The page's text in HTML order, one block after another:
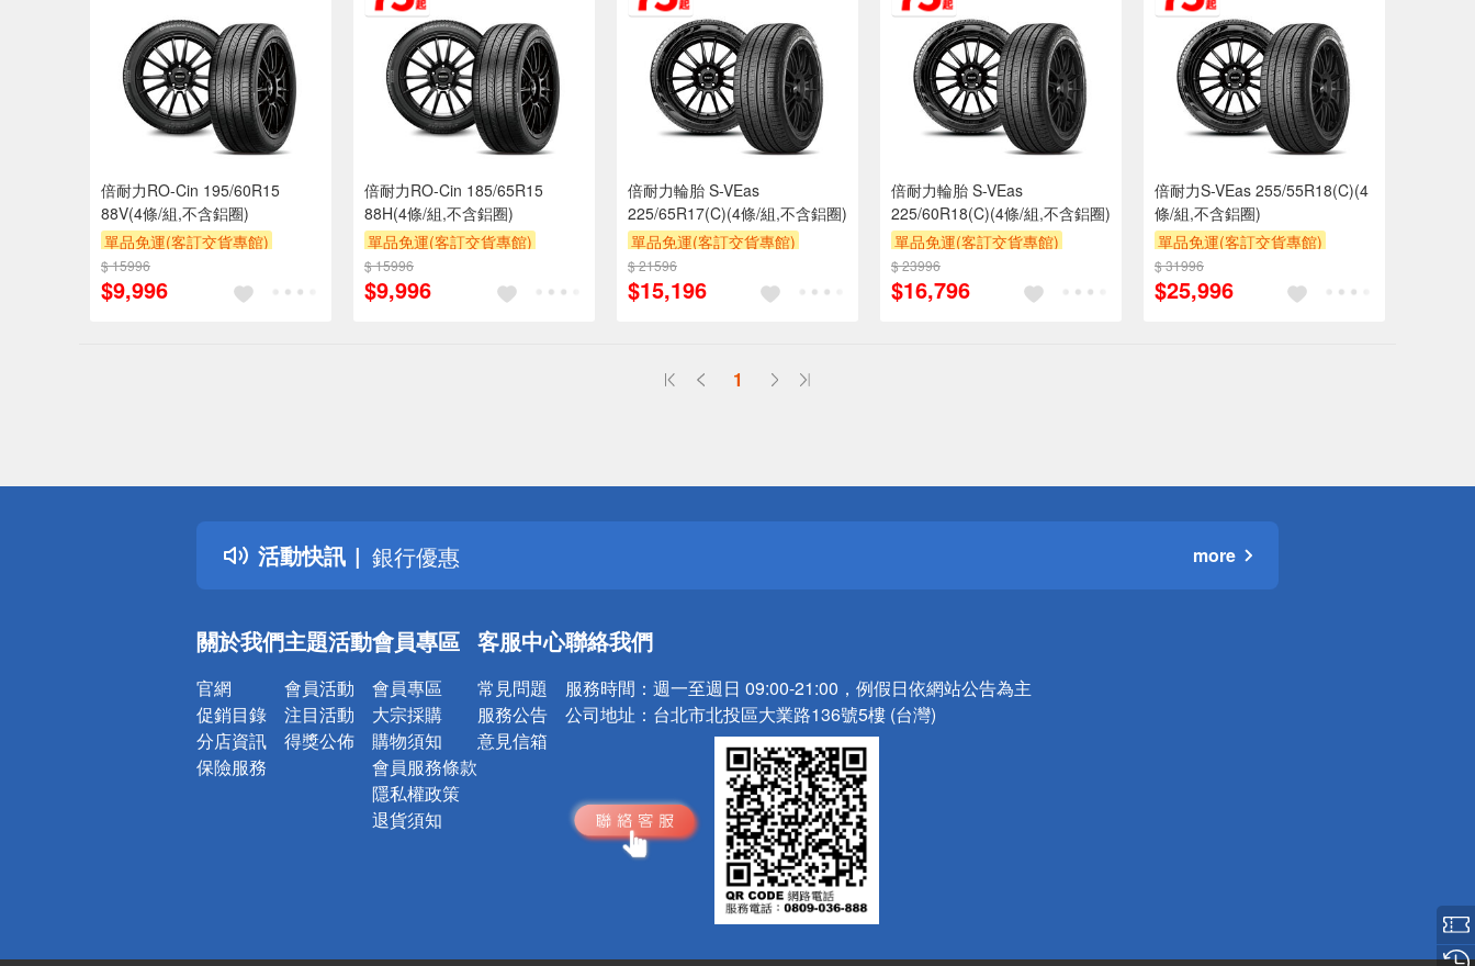
倍耐力RO-Cin 195/60R15
88V(4條/組,不含鋁圈)
單品免運(客訂交貨專館)
$ 15996
$9,996
倍耐力RO-Cin 185/65R15
88H(4條/組,不含鋁圈)
單品免運(客訂交貨專館)
$ 15996
$9,996
倍耐力輪胎 S-VEas
225/65R17(C)(4條/組,不含鋁圈)
單品免運(客訂交貨專館)
$ 21596
$15,196
倍耐力輪胎 S-VEas
225/60R18(C)(4條/組,不含鋁圈)
單品免運(客訂交貨專館)
$ 23996
$16,796
倍耐力S-VEas 255/55R18(C)(4
條/組,不含鋁圈)
單品免運(客訂交貨專館)
$ 31996
$25,996
1
活動快訊
得獎公告
熱門話題
銀行優惠
偏遠地區配送
more
關於我們
官網
促銷目錄
分店資訊
保險服務
主題活動
會員活動
注目活動
得獎公佈
會員專區
會員專區
大宗採購
購物須知
會員服務條款
隱私權政策
退貨須知
客服中心
常見問題
服務公告
意見信箱
聯絡我們
服務時間： 週一至週日 09:00-21:00，例假日依網站公告為主
公司地址： 台北市北投區大業路136號5樓 (台灣)